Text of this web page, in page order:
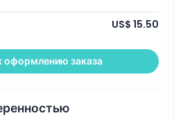
US$ 15.50
оформлению заказа